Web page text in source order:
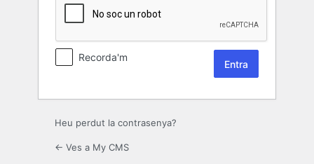
Recorda'm
Heu perdut la contrasenya?
← Ves a My CMS